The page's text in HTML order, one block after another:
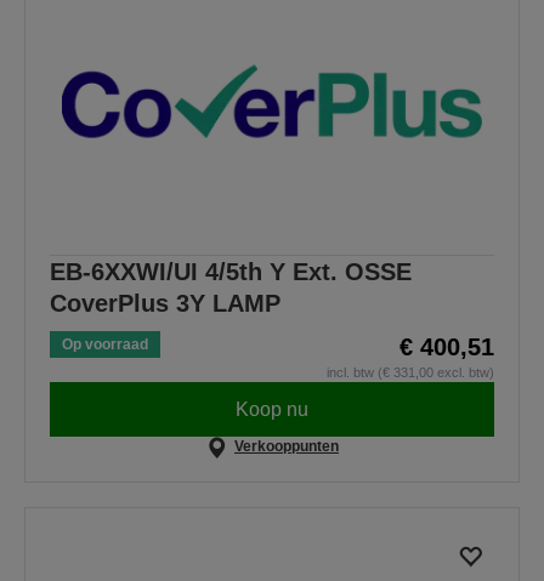
EB-6XXWI/UI 4/5th Y Ext. OSSE
CoverPlus 3Y LAMP
Op voorraad € 400,51
incl. btw (€ 331,00 excl. btw)
Koop nu
Verkooppunten